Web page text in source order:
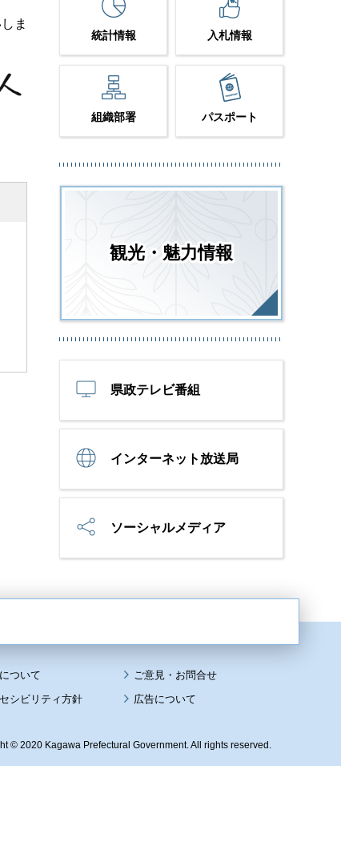
ま
統計情報 入札情報
組織部署 パスポート
観光・魅力情報
県政テレビ番組
インターネット放送局
ソーシャルメディア
ついて
シビリティ方針 広告について
© 2020 Kagawa Prefectural Government. All rights reserved.